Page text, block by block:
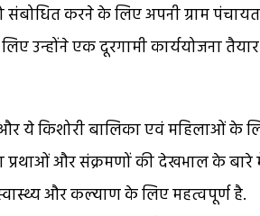
संबोधित करने के लिए अपनी ग्राम
उन्होंने एक दूरगामी कार्ययोजना
और ये किशोरी बालिका एवं महिलाओं के
प्रथाओं और संक्रमणों की देखभाल के बारे
और कल्याण के लिए महत्वपूर्ण है.